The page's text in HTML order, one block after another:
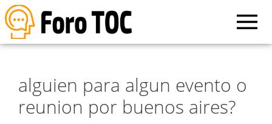
alguien para algun evento o
reunion por buenos aires?